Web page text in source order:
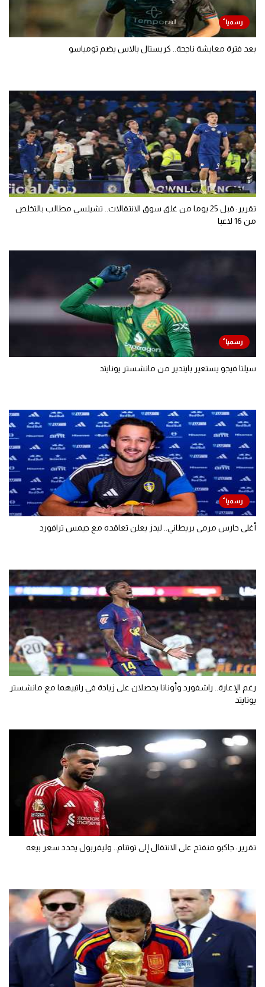
بعد فترة معايشة ناجحة.. كريستال بالاس يضم تومياسو
تقرير: قبل 25 يوما من غلق سوق الانتقالات.. تشيلسي مطالب بالتخلص
من 16 لاعبا
سيلتا فيجو يستعير بايندير من مانشستر يونايتد
أغلى حارس مرمى بريطاني.. ليدز يعلن تعاقده مع جيمس ترافورد
رغم الإعارة.. راشفورد وأونانا يحصلان على زيادة في راتبيهما مع مانشستر
يونايتد
تقرير: جاكبو منفتح على الانتقال إلى توتنام.. وليفربول يحدد سعر بيعه